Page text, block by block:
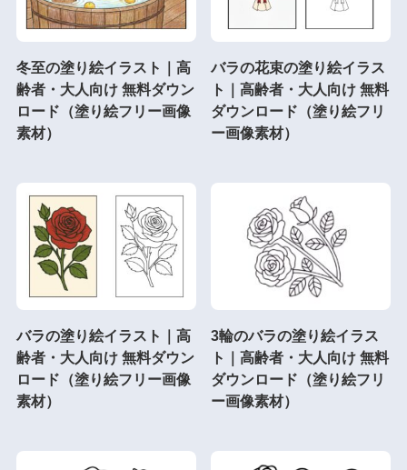
冬至の塗り絵イラスト｜高
齢者・大人向け 無料ダウン
ロード（塗り絵フリー画像
素材）
バラの花束の塗り絵イラス
ト｜高齢者・大人向け 無料
ダウンロード（塗り絵フリ
ー画像素材）
バラの塗り絵イラスト｜高
齢者・大人向け 無料ダウン
ロード（塗り絵フリー画像
素材）
3輪のバラの塗り絵イラス
ト｜高齢者・大人向け 無料
ダウンロード（塗り絵フリ
ー画像素材）